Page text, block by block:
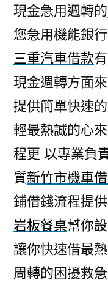
現金急用週轉的
您急用機能銀
三重汽車借款
現金週轉方面
提供簡單快速
輕最熱誠的心
程更 以專業負
質新竹市機車
鋪借錢流程提
岩板餐桌幫你
讓你快速借最
周轉的困擾救